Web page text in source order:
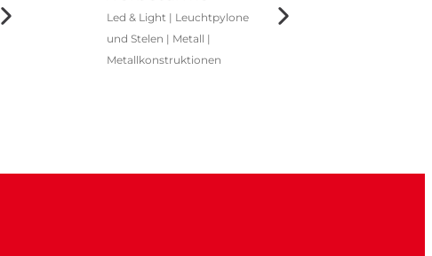
Led & Light | Leuchtpylone
und Stelen | Metall |
Metallkonstruktionen